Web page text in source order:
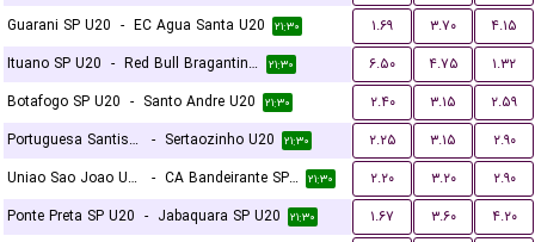
Guarani SP U20 - EC Agua Santa U20 ۲۱:۳۰ ۱.۶۹ ۳.۷۰
۴.۱۵
Ituano SP U20 - Red Bull Bragantino SP U20 ۲۱:۳۰ ۶.۵۰ ۴.۷۵
۱.۳۲
Botafogo SP U20 - Santo Andre U20 ۲۱:۳۰ ۲.۴۰ ۳.۱۵
۲.۵۹
Portuguesa Santista U20
- Sertaozinho U20 ۲۱:۳۰ ۲.۲۵ ۳.۱۵
۲.۹۰
Uniao Sao Joao U20
- CA Bandeirante SP U20 ۲۱:۳۰ ۲.۲۰ ۳.۲۰
۲.۹۰
Ponte Preta SP U20 - Jabaquara SP U20 ۲۱:۳۰ ۱.۶۷ ۳.۶۰
۴.۲۰